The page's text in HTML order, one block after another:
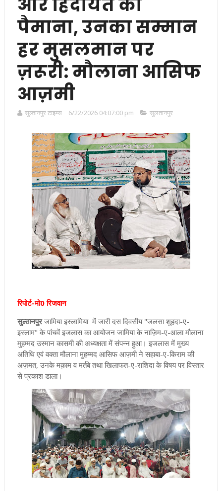
पैमाना, उनका सम्मान
हर मुसलमान पर
ज़रूरी: मौलाना आसिफ
आज़मी
सुल्तानपुर टाइम्स 6/22/2026 04:07:00 pm सुलतानपुर
रिपोर्ट-मो0 रिजवान
सुल्तानपुरजामिया इस्लामिया में जारी दस दिवसीय "जलसा शुहदा-ए-
इस्लाम" के पांचवें इजलास का आयोजन जामिया के नाज़िम-ए-आला मौलाना
मुहम्मद उस्मान कासमी की अध्यक्षता में संपन्न हुआ। इजलास में मुख्य
अतिथि एवं वक्ता मौलाना मुहम्मद आसिफ आज़मी ने सहाबा-ए-किराम की
अज़मत, उनके मक़ाम व मर्तबे तथा खिलाफत-ए-राशिदा के विषय पर विस्तार
से प्रकाश डाला।